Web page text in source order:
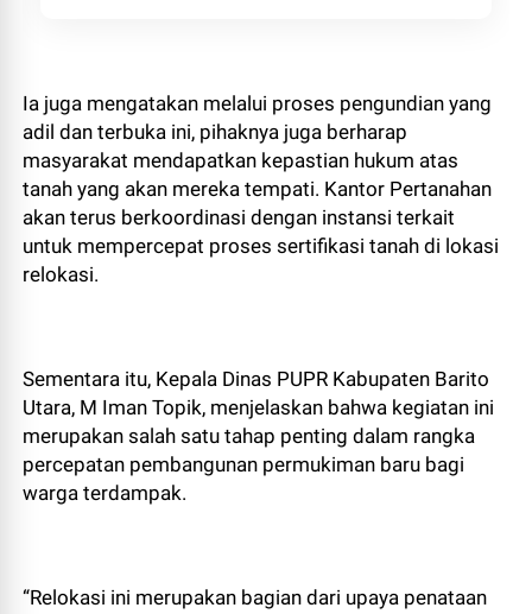
Ia juga mengatakan melalui proses pengundian yang
adil dan terbuka ini, pihaknya juga berharap
masyarakat mendapatkan kepastian hukum atas
tanah yang akan mereka tempati. Kantor Pertanahan
akan terus berkoordinasi dengan instansi terkait
untuk mempercepat proses sertifikasi tanah di lokasi
relokasi.
Sementara itu, Kepala Dinas PUPR Kabupaten Barito
Utara, M Iman Topik, menjelaskan bahwa kegiatan ini
merupakan salah satu tahap penting dalam rangka
percepatan pembangunan permukiman baru bagi
warga terdampak.
“Relokasi ini merupakan bagian dari upaya penataan